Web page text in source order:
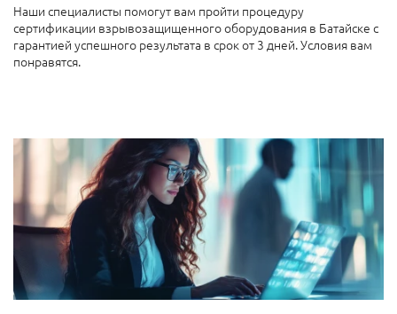
Наши специалисты помогут вам пройти процедуру
сертификации взрывозащищенного оборудования в Батайске с
гарантией успешного результата в срок от 3 дней. Условия вам
понравятся.